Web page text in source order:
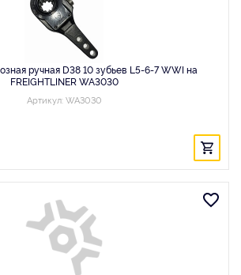
ручная D38 10 зубьев L5-6-7 WWI на
FREIGHTLINER WA3030
Артикул: WA3030